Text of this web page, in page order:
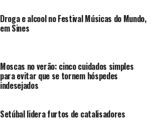
Droga e alcool no Festival Músicas do Mundo,
em Sines
Moscas no verão: cinco cuidados simples
para evitar que se tornem hóspedes
indesejados
Setúbal lidera furtos de catalisadores